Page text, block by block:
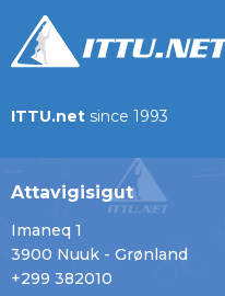
ITTU.net since 1993
Attavigisigut
Imaneq 1
3900 Nuuk - Grønland
+299 382010